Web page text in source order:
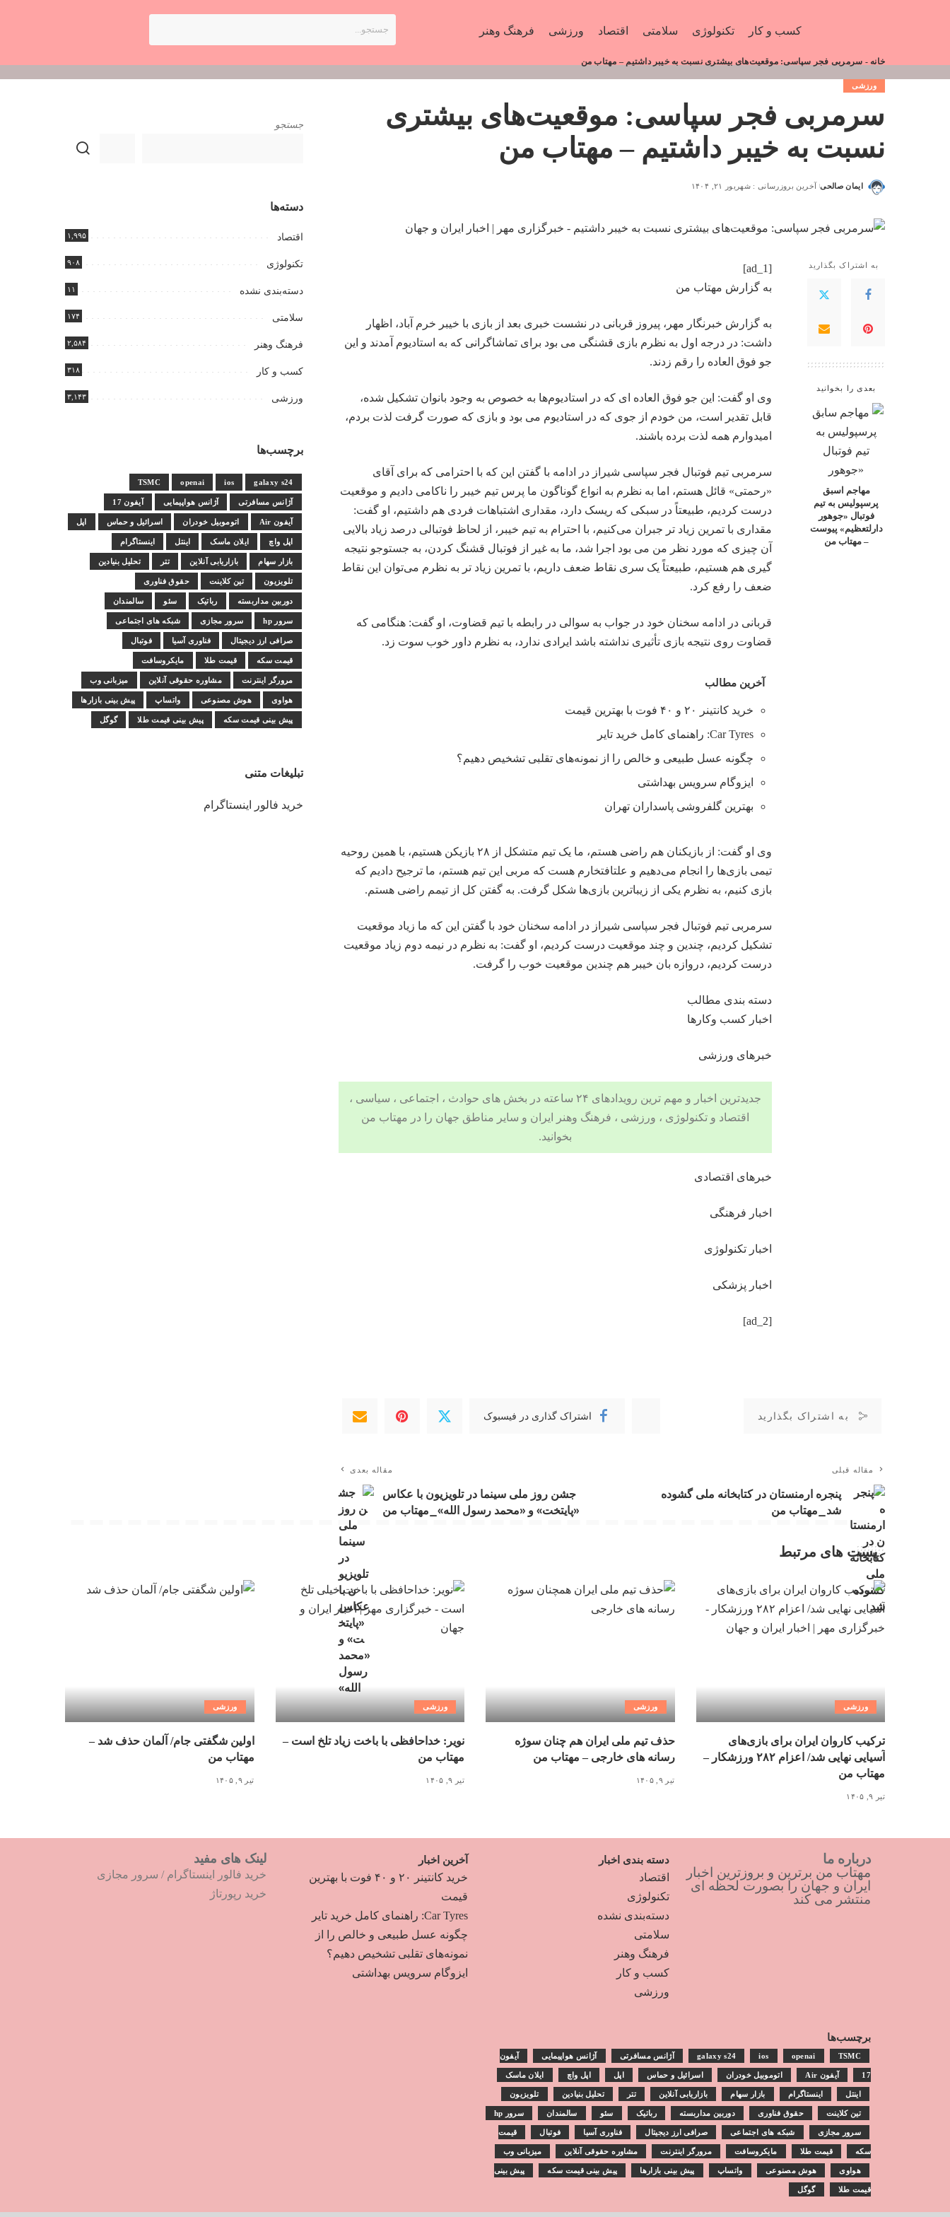
کسب و کار تکنولوژی سلامتی اقتصاد ورزشی فرهنگ وهنر
خانه - سرمربی فجر سپاسی: موقعیت‌های بیشتری نسبت به خیبر داشتیم – مهتاب من
ورزشی
سرمربی فجر سپاسی: موقعیت‌های بیشتری
نسبت به خیبر داشتیم – مهتاب من
ایمان صالحی آخرین بروزرسانی : شهریور ۲۱, ۱۴۰۴
به اشتراک بگذارید
بعدی را بخوانید
مهاجم اسبق
پرسپولیس به تیم
فوتبال «جوهور
دارلتعظیم» پیوست
– مهتاب من
[ad_1]
به گزارش مهتاب من
به گزارش خبرنگار مهر، پیروز قربانی در نشست خبری بعد از بازی با خیبر خرم آباد، اظهار
داشت: در درجه اول به نظرم بازی قشنگی می بود برای تماشاگرانی که به استادیوم آمدند و این
جو فوق العاده را رقم زدند.
وی او گفت: این جو فوق العاده ای که در استادیوم‌ها به خصوص به وجود بانوان تشکیل شده،
قابل تقدیر است، من خودم از جوی که در استادیوم می بود و بازی که صورت گرفت لذت بردم،
امیدوارم همه لذت برده باشند.
سرمربی تیم فوتبال فجر سپاسی شیراز در ادامه با گفتن این که با احترامی که برای آقای
«رحمتی» قائل هستم، اما به نظرم به انواع گوناگون ما پرس تیم خیبر را ناکامی دادیم و موقعیت
درست کردیم، طبیعتاً در سبکی که ریسک دارد، مقداری اشتباهات فردی هم داشتیم، او گفت:
مقداری با تمرین زیاد تر جبران می‌کنیم، با احترام به تیم خیبر، از لحاظ فوتبالی درصد زیاد بالایی
آن چیزی که مورد نظر من می بود اجرا شد، ما به غیر از فوتبال قشنگ کردن، به جستوجو نتیجه
گیری هم هستیم، طبیعتاً یک سری نقاط ضعف داریم، با تمرین زیاد تر به نظرم می‌توان این نقاط
ضعف را رفع کرد.
قربانی در ادامه سخنان خود در جواب به سوالی در رابطه با تیم قضاوت، او گفت: هنگامی که
قضاوت روی نتیجه بازی تأثیری نداشته باشد ایرادی ندارد، به نظرم داور خوب سوت زد.
آخرین مطالب
خرید کانتینر ۲۰ و ۴۰ فوت با بهترین قیمت
Car Tyres: راهنمای کامل خرید تایر
چگونه عسل طبیعی و خالص را از نمونه‌های تقلبی تشخیص دهیم؟
ایزوگام سرویس بهداشتی
بهترین گلفروشی پاسداران تهران
وی او گفت: از بازیکنان هم راضی هستم، ما یک تیم متشکل از ۲۸ بازیکن هستیم، با همین روحیه
تیمی بازی‌ها را انجام می‌دهیم و علتافتخارم هست که مربی این تیم هستم، ما ترجیح دادیم که
بازی کنیم، به نظرم یکی از زیباترین بازی‌ها شکل گرفت. به گفتن کل از تیمم راضی هستم.
سرمربی تیم فوتبال فجر سپاسی شیراز در ادامه سخنان خود با گفتن این که ما زیاد موقعیت
تشکیل کردیم، چندین و چند موقعیت درست کردیم، او گفت: به نظرم در نیمه دوم زیاد موقعیت
درست کردیم، دروازه بان خیبر هم چندین موقعیت خوب را گرفت.
دسته بندی مطالب
اخبار کسب وکارها
خبرهای ورزشی
جدیدترین اخبار و مهم ترین رویدادهای ۲۴ ساعته در بخش های حوادث ، اجتماعی ، سیاسی ،
اقتصاد وتکنولوژی ، ورزشی ، فرهنگ وهنر ایران و سایر مناطق جهان را در مهتاب من
بخوانید.
خبرهای اقتصادی
اخبار فرهنگی
اخبار تکنولوژی
اخبار پزشکی
[ad_2]
به اشتراک بگذارید اشتراک گذاری در فیسبوک
مقاله قبلی
پنجره ارمنستان در کتابخانه ملی گشوده
شد_مهتاب من
مقاله بعدی
جشن روز ملی سینما در تلویزیون با عکاس
«پایتخت» و «محمد رسول الله»_مهتاب من
جستجو
دسته‌ها
اقتصاد ۱,۹۹۵
تکنولوژی ۹۰۸
دسته‌بندی نشده ۱۱
سلامتی ۱۷۴
فرهنگ وهنر ۲,۵۸۴
کسب و کار ۳۱۸
ورزشی ۳,۱۴۳
برچسب‌ها
galaxy s24
ios
openai
TSMC
آژانس مسافرتی آژانس هواپیمایی آیفون 17
آیفون Air اتوموبیل خودران اسرائیل و حماس اپل
اپل واچ ایلان ماسک اینتل اینستاگرام
بازار سهام بازاریابی آنلاین تتر تحلیل بنیادین
تلویزیون تین کلاینت حقوق فناوری
دوربین مداربسته رباتیک سئو سالمندان
سرور hp سرور مجازی شبکه های اجتماعی
صرافی ارز دیجیتال فناوری آسیا فوتبال
قیمت سکه قیمت طلا مایکروسافت
مرورگر اینترنت مشاوره حقوقی آنلاین میزبانی وب
هواوی هوش مصنوعی واتساپ پیش بینی بازارها
پیش بینی قیمت سکه پیش بینی قیمت طلا گوگل
تبلیغات متنی
خرید فالور اینستاگرام
پست های مرتبط
ورزشی
ترکیب کاروان ایران برای بازی‌های
آسیایی نهایی شد/ اعزام ۲۸۲ ورزشکار –
مهتاب من
تیر ۹, ۱۴۰۵
ورزشی
حذف تیم ملی ایران هم چنان سوژه
رسانه های خارجی – مهتاب من
تیر ۹, ۱۴۰۵
ورزشی
نویر: خداحافظی با باخت زیاد تلخ است –
مهتاب من
تیر ۹, ۱۴۰۵
ورزشی
اولین شگفتی جام/ آلمان حذف شد –
مهتاب من
تیر ۹, ۱۴۰۵
درباره ما
مهتاب من برترین و بروزترین اخبار
ایران و جهان را بصورت لحظه ای
منتشر می کند
دسته بندی اخبار
اقتصاد
تکنولوژی
دسته‌بندی نشده
سلامتی
فرهنگ وهنر
کسب و کار
ورزشی
آخرین اخبار
خرید کانتینر ۲۰ و ۴۰ فوت با بهترین
قیمت
Car Tyres: راهنمای کامل خرید تایر
چگونه عسل طبیعی و خالص را از
نمونه‌های تقلبی تشخیص دهیم؟
ایزوگام سرویس بهداشتی
لینک های مفید
خرید فالور اینستاگرام / سرور مجازی
خرید رپورتاژ
برچسب‌ها
galaxy s24 ios openai TSMC آژانس مسافرتی آژانس هواپیمایی آیفون
17 آیفون Air اتوموبیل خودران اسرائیل و حماس اپل اپل واچ ایلان ماسک
اینتل اینستاگرام بازار سهام بازاریابی آنلاین تتر تحلیل بنیادین تلویزیون
تین کلاینت حقوق فناوری دوربین مداربسته رباتیک سئو سالمندان سرور hp
سرور مجازی شبکه های اجتماعی صرافی ارز دیجیتال فناوری آسیا فوتبال قیمت
سکه قیمت طلا مایکروسافت مرورگر اینترنت مشاوره حقوقی آنلاین میزبانی وب
هواوی هوش مصنوعی واتساپ پیش بینی بازارها پیش بینی قیمت سکه پیش بینی
قیمت طلا گوگل